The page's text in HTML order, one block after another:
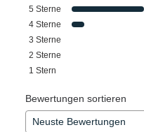
5 Sterne
4 Sterne
3 Sterne
2 Sterne
1 Stern
Bewertungen sortieren